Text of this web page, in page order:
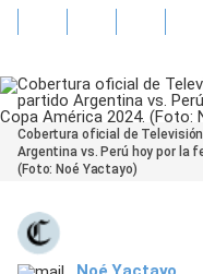
Sports
Cobertura oficial de
Argentina vs. Perú hoy por la
(Foto: Noé Yactayo)